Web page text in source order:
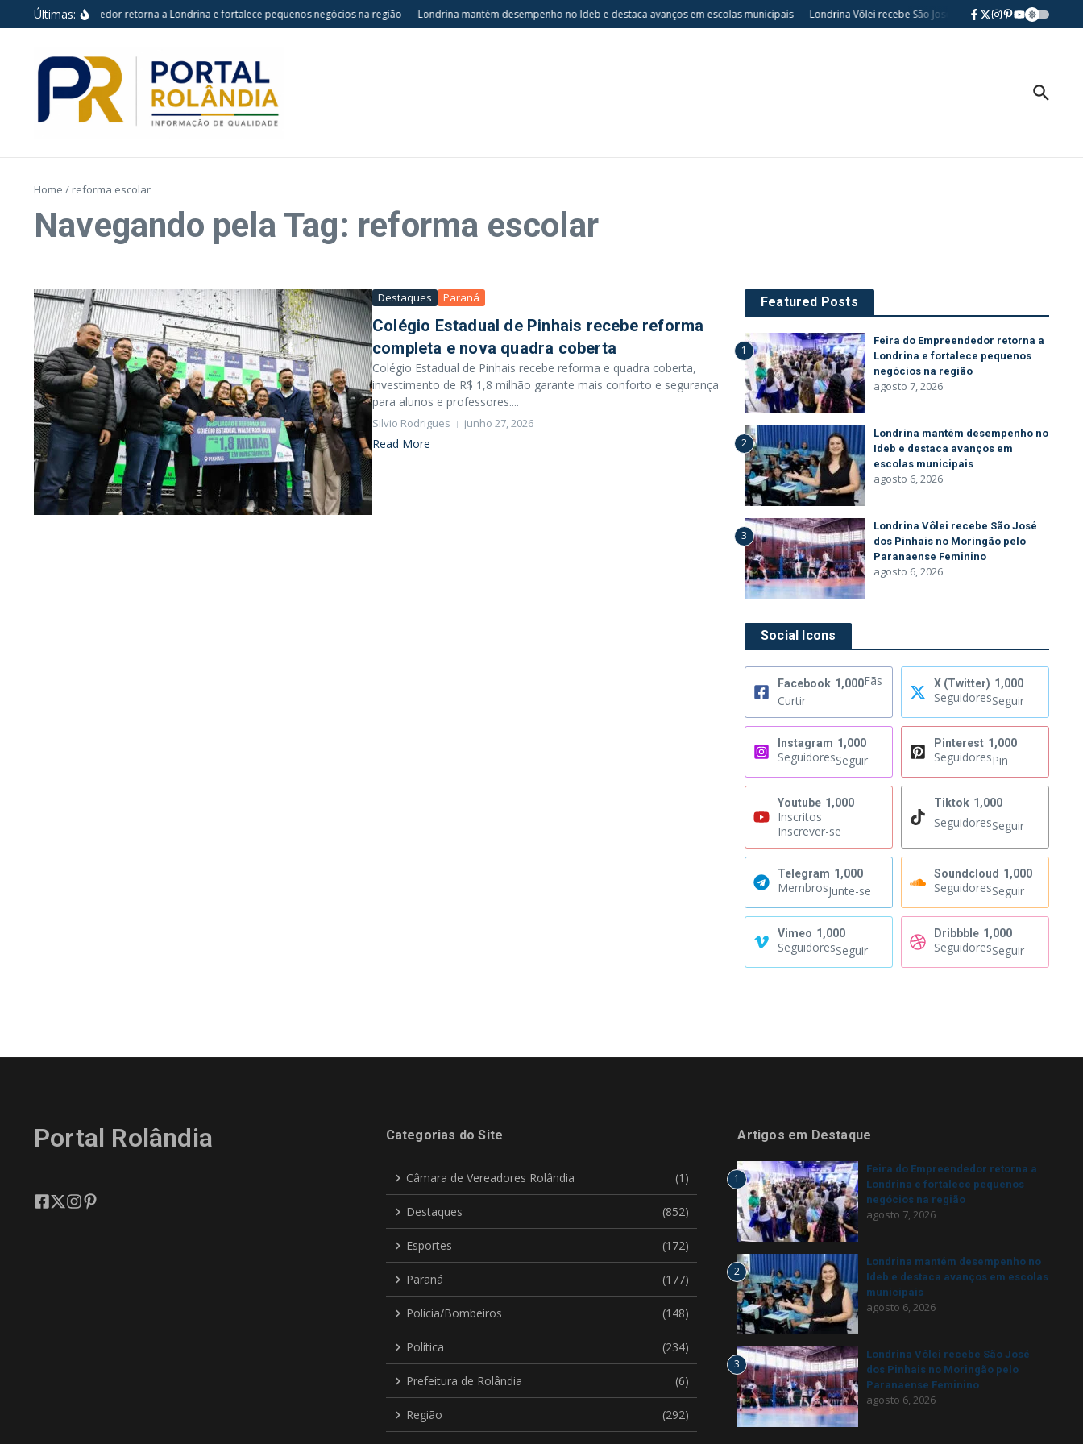
Ir para o conteúdo
Últimas:
Feira do Empreendedor retorna a Londrina e fortalece pequenos negócios na região Londrina mantém desempenho no Ideb e destaca avanços em escolas municipais Londrina Vôlei recebe São José dos Pinhais no Moringão
Home / reforma escolar
Navegando pela Tag: reforma escolar
Destaques Paraná
Colégio Estadual de Pinhais recebe reforma
completa e nova quadra coberta
Colégio Estadual de Pinhais recebe reforma e quadra coberta,
investimento de R$ 1,8 milhão garante mais conforto e segurança
para alunos e professores....
Silvio Rodrigues junho 27, 2026
Read More
Featured Posts
1
Feira do Empreendedor retorna a
Londrina e fortalece pequenos
negócios na região
agosto 7, 2026
2
Londrina mantém desempenho no
Ideb e destaca avanços em
escolas municipais
agosto 6, 2026
3
Londrina Vôlei recebe São José
dos Pinhais no Moringão pelo
Paranaense Feminino
agosto 6, 2026
Social Icons
Facebook 1,000Fãs
Curtir
X (Twitter) 1,000
SeguidoresSeguir
Instagram 1,000
SeguidoresSeguir
Pinterest 1,000
SeguidoresPin
Youtube 1,000
Inscritos
Inscrever-se
Tiktok 1,000
SeguidoresSeguir
Telegram 1,000
MembrosJunte-se
Soundcloud 1,000
SeguidoresSeguir
Vimeo 1,000
SeguidoresSeguir
Dribbble 1,000
SeguidoresSeguir
Portal Rolândia Categorias do Site
Câmara de Vereadores Rolândia (1)
Destaques (852)
Esportes (172)
Paraná (177)
Policia/Bombeiros (148)
Política (234)
Prefeitura de Rolândia (6)
Região (292)
Artigos em Destaque
1
Feira do Empreendedor retorna a
Londrina e fortalece pequenos
negócios na região
agosto 7, 2026
2
Londrina mantém desempenho no
Ideb e destaca avanços em escolas
municipais
agosto 6, 2026
3
Londrina Vôlei recebe São José
dos Pinhais no Moringão pelo
Paranaense Feminino
agosto 6, 2026